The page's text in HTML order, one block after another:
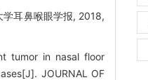
耳鼻喉眼学报, 2018,
tumor in nasal floor
JOURNAL OF